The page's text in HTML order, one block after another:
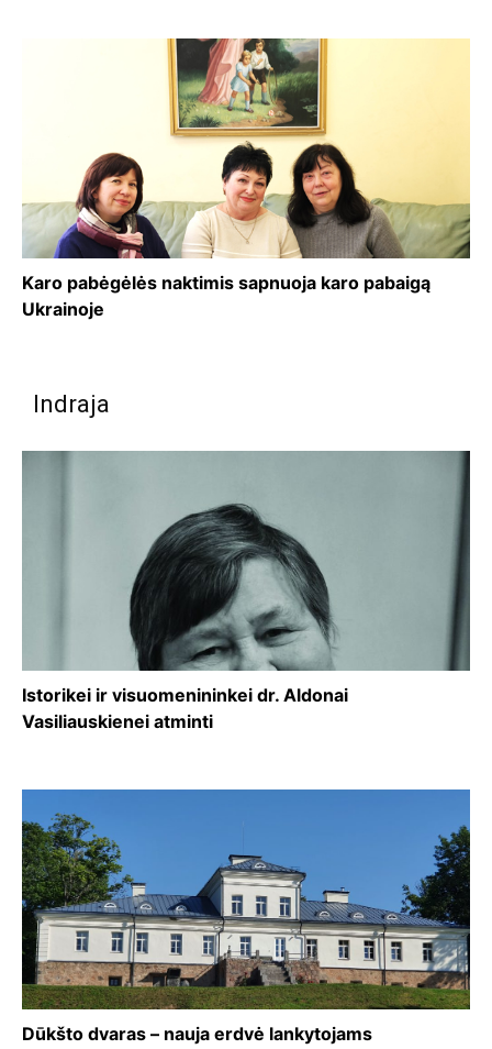
Karo pabėgėlės naktimis sapnuoja karo pabaigą
Ukrainoje
Indraja
Istorikei ir visuomenininkei dr. Aldonai
Vasiliauskienei atminti
Dūkšto dvaras – nauja erdvė lankytojams